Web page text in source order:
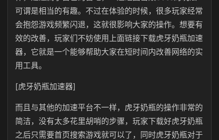
可谓是相当的有趣。不过在体验的时候，很多玩家经常
会抱怨游戏频繁闪退，这就很影响大家的操作。想要有
效的改善，玩家们不妨使用上面链接下载虎牙奶瓶加速
器，它就是一个能够帮助大家在短时间内改善网络的实
用工具。
[虎牙奶瓶加速器]
而且与其他的加速平台不一样，虎牙奶瓶的操作非常的
简洁，没有太多花里胡哨的步骤，玩家下载好虎牙奶瓶
之后只需要首页搜索游戏就可以了，同时虎牙奶瓶对于